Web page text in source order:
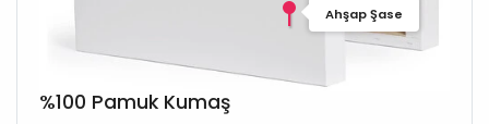
Ahşap Şase
%100 Pamuk Kumaş